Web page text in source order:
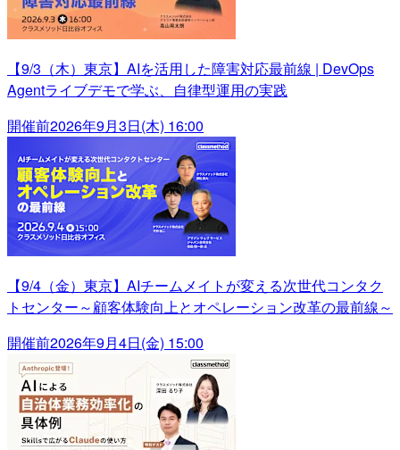
【9/3（木）東京】AIを活用した障害対応最前線 | DevOps
Agentライブデモで学ぶ、自律型運用の実践
開催前2026年9月3日(木) 16:00
【9/4（金）東京】AIチームメイトが変える次世代コンタク
トセンター～顧客体験向上とオペレーション改革の最前線～
開催前2026年9月4日(金) 15:00